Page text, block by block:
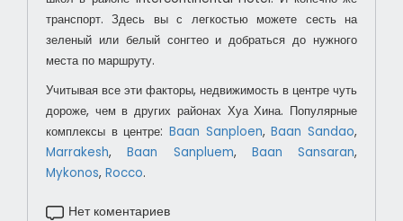
транспорт. Здесь вы с легкостью можете сесть на
зеленый или белый сонгтео и добраться до нужного
места по маршруту.
Учитывая все эти факторы, недвижимость в центре чуть
дороже, чем в других районах Хуа Хина. Популярные
комплексы в центре: Baan Sanploen,Baan Sandao,
Marrakesh,Baan Sanpluem, Baan Sansaran,
Mykonos, Rocco.
Нет коментариев